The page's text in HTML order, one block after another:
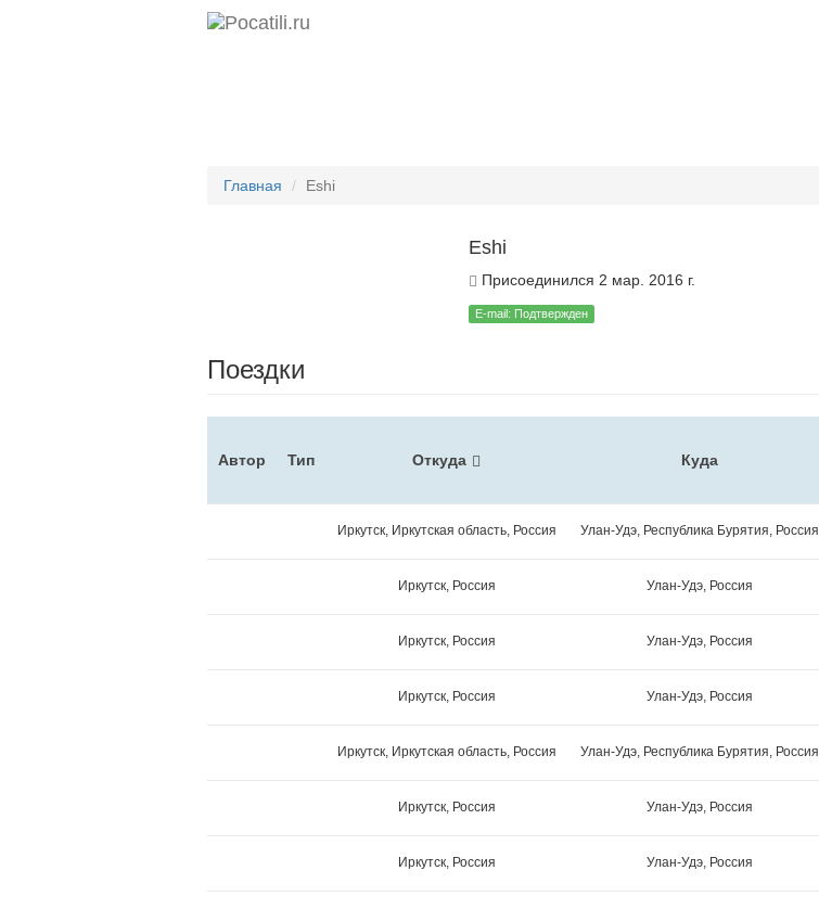
Главная Eshi
Eshi
Присоединился 2 мар. 2016 г.
E-mail: Подтвержден
Поездки
Автор Тип Откуда Куда
Иркутск, Иркутская область, Россия Улан-Удэ, Республика Бурятия, Россия
Иркутск, Россия Улан-Удэ, Россия
Иркутск, Россия Улан-Удэ, Россия
Иркутск, Россия Улан-Удэ, Россия
Иркутск, Иркутская область, Россия Улан-Удэ, Республика Бурятия, Россия
Иркутск, Россия Улан-Удэ, Россия
Иркутск, Россия Улан-Удэ, Россия